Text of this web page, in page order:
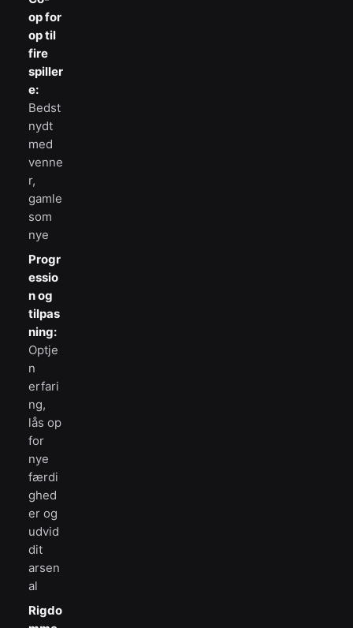
op for
op til
fire
spiller
e:
Bedst
nydt
med
venne
r,
gamle
som
nye
Progr
essio
n og
tilpas
ning:
Optje
n
erfari
ng,
lås op
for
nye
færdi
ghed
er og
udvid
dit
arsen
al
Rigdo